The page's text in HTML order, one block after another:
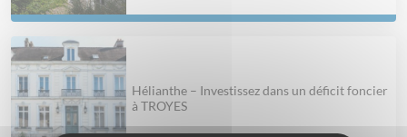
Hélianthe – Investissez dans un déficit foncier
à TROYES